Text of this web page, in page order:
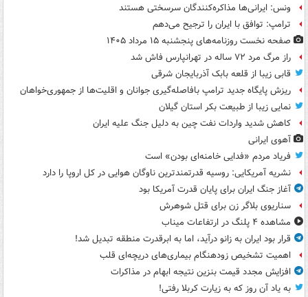
ونس: ایرانی‌ها مذاکره‌کنندگان سرسختی هستند
ترامپ: توافق با ایران را ترجیح می‌دهم
صفحه نخست روزنامه‌های پنجشنبه ۱۵ مرداد ۱۴۰۵
راز مرگ مرد ۷۲ ساله در تهرانپارس فاش شد
قابی زیبا از قلعه بابک آذربایجان شرقی
ریزش پایگاه جدید ترامپ بافاصله‌گیری جوانان و اقلیت‌ها از جمهوری‌خواهان
نمایی زیبا از طبیعت بکر استان گیلان
کاهش شدید واردات نفت چین به دلیل جنگ علیه ایران
آهوی ایرانی
فریاد مردم «فدایی خامنه‌ای بودن» است
نشریه آمریکایی: روسیه قدرتمندترین ناوگان هوایی در کل اروپا را دارد
آغاز جنگ ایران برای پایان قدرت آمریکا بود
سناریوی بلاگر زن برای قتل شوهرش
مشاهده ۴ پلنگ در ارتفاعات میناب
قرار بود ایران به زانو درآید، اما به ابرقدرت منطقه تبدیل شد!
اهمیت تشخیص زودهنگام بیماری‌های دریچه‌ای قلب
افزایش مجدد قیمت بنزین نتیجه ابهام در مذاکرات
به یاد آن روز که به زیارت کربلا رفتی!